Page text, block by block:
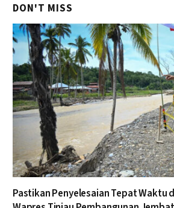
DON'T MISS
Pastikan Penyelesaian Tepat Waktu